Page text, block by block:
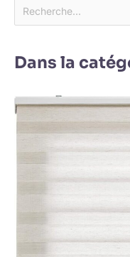
Dans la